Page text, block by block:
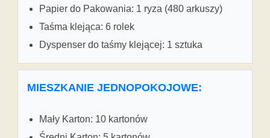
Papier do Pakowania: 1 ryza (480 arkuszy)
Taśma klejąca: 6 rolek
Dyspenser do taśmy klejącej: 1 sztuka
MIESZKANIE JEDNOPOKOJOWE:
Mały Karton: 10 kartonów